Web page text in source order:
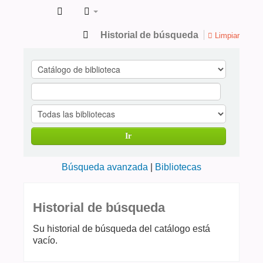
Publicaciones
en
ciencias
de
la
Salud
Historial de búsqueda Limpiar
Ir
Búsqueda avanzada Bibliotecas
Historial de búsqueda
Su historial de búsqueda del catálogo está
vacío.